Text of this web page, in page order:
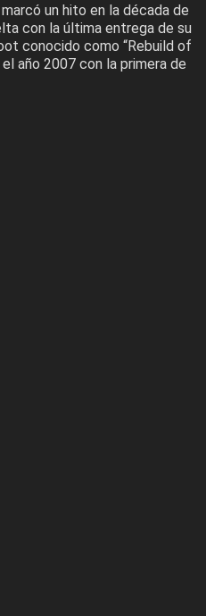
un hito en la década de
con la última entrega de su
conocido como “Rebuild of
año 2007 con la primera de